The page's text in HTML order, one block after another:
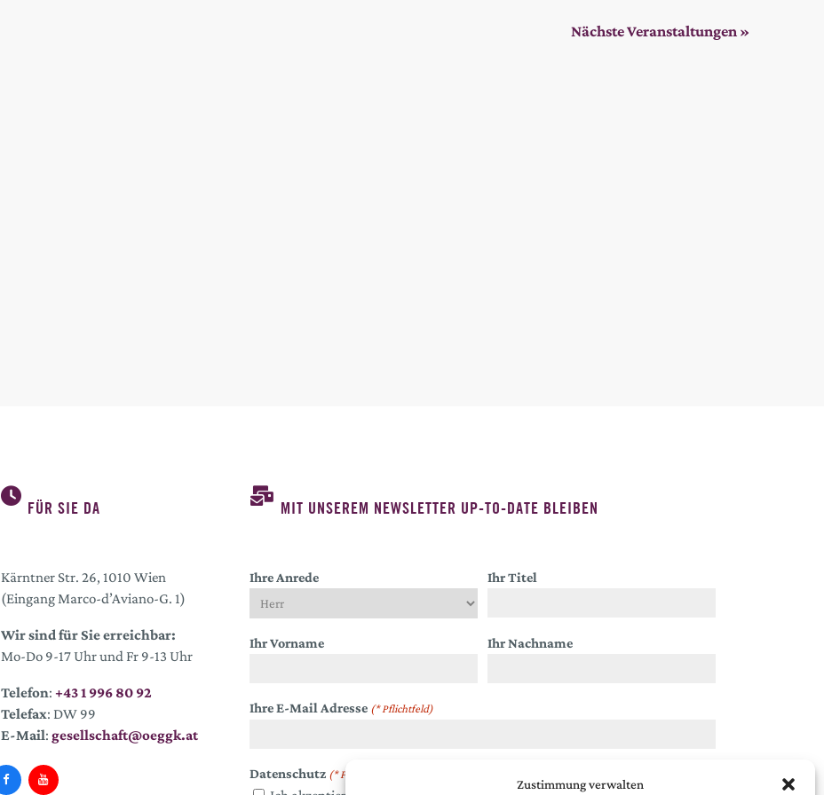
Zustimmung verwalten
NächsteVeranstaltungen
FÜR SIE DA
Kärntner Str. 26, 1010 Wien
(Eingang Marco-d’Aviano-G. 1)
Wir sind für Sie erreichbar:
Mo-Do 9-17 Uhr und Fr 9-13 Uhr
Telefon: +43 1 996 80 92
Telefax: DW 99
E-Mail: gesellschaft@oeggk.at
MIT UNSEREM NEWSLETTER UP-TO-DATE BLEIBEN
Ihre Anrede Ihr Titel
Ihr Vorname Ihr Nachname
Ihre E-Mail Adresse (* Pflichtfeld)
Datenschutz (* Pflichtfeld)